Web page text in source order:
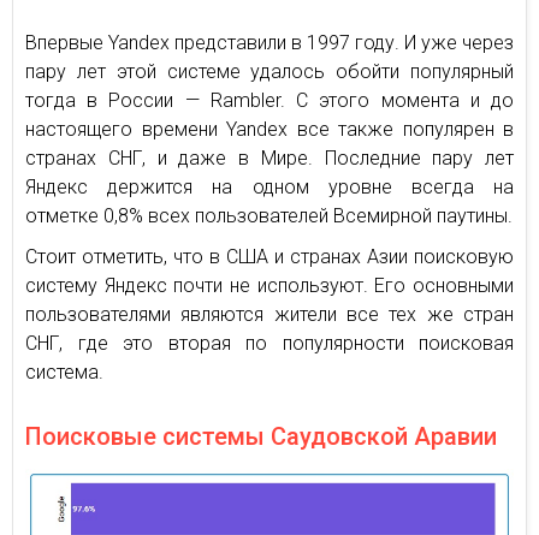
Впервые Yandex представили в 1997 году. И уже через
пару лет этой системе удалось обойти популярный
тогда в России — Rambler. С этого момента и до
настоящего времени Yandex все также популярен в
странах СНГ, и даже в Мире. Последние пару лет
Яндекс держится на одном уровне всегда на
отметке 0,8% всех пользователей Всемирной паутины.
Стоит отметить, что в США и странах Азии поисковую
систему Яндекс почти не используют. Его основными
пользователями являются жители все тех же стран
СНГ, где это вторая по популярности поисковая
система.
Поисковые системы Саудовской Аравии